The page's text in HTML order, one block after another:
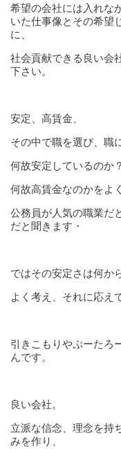
希望の会社には入れな
いた仕事像とその希望
に、
社会貢献できる良い会
下さい。
安定、高賃金、
その中で職を選び、職
何故安定しているのか？
何故高賃金なのかをよ
公務員が人気の職業だ
だと聞きます・
ではその安定さは何か
よく考え、それに応え
引きこもりやぷーたろ
んです。
良い会社。
立派な信念、理念を持
みを作り、